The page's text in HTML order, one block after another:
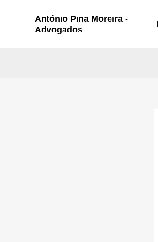
António Pina Moreira -
Advogados